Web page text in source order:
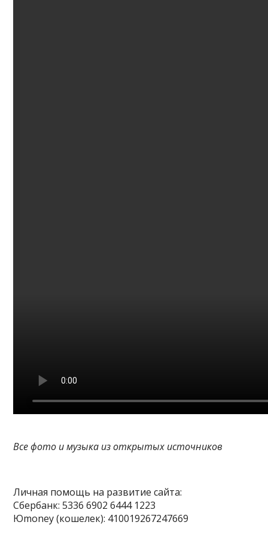
Все фото и музыка из открытых источников
Личная помощь на развитие сайта:
Сбербанк: 5336 6902 6444 1223
Юmoney (кошелек): 410019267247669